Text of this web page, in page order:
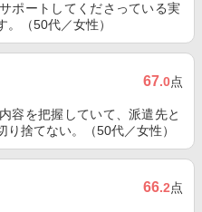
ポートしてくださっている実
（50代／女性）
67.0点
容を把握していて、派遣先と
捨てない。（50代／女性）
66.2点